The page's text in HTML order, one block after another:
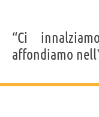
“Ci
affondiamo nell'